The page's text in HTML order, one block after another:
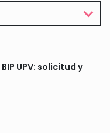
UPV: solicitud y